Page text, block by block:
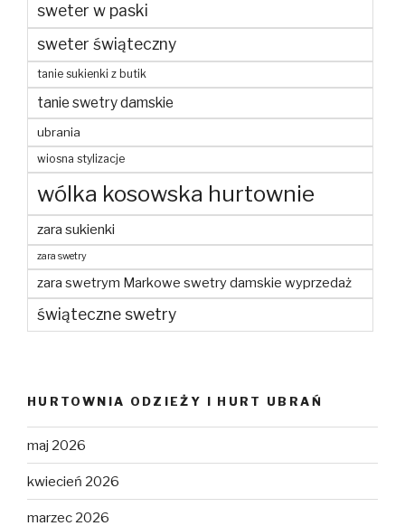
sweter w paski
sweter świąteczny
tanie sukienki z butik
tanie swetry damskie
ubrania
wiosna stylizacje
wólka kosowska hurtownie
zara sukienki
zara swetry
zara swetrym Markowe swetry damskie wyprzedaż
świąteczne swetry
HURTOWNIA ODZIEŻY I HURT UBRAŃ
maj 2026
kwiecień 2026
marzec 2026